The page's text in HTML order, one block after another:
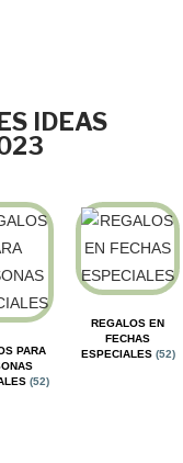
IDEAS
PARA
(52)
REGALOS EN
FECHAS
ESPECIALES (52)